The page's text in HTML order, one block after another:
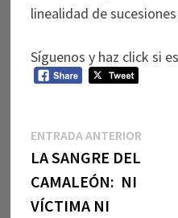
linealidad de
Síguenos y haz click si
Navegación
de
entradas
ENTRADA ANTERIOR
LA SANGRE DEL
CAMALEÓN: NI
VÍCTIMA NI